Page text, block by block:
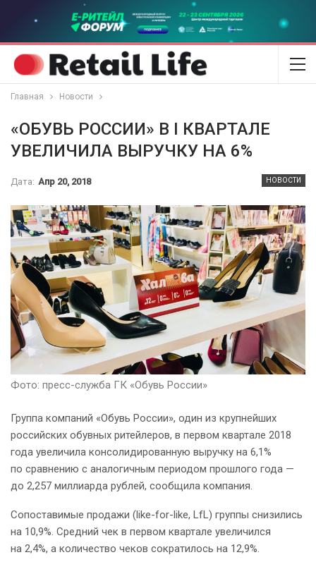
Главная Новости
«ОБУВЬ РОССИИ» В I КВАРТАЛЕ
УВЕЛИЧИЛА ВЫРУЧКУ НА 6%
НОВОСТИ
Дата: Апр 20, 2018
Фото: пресс-служба ГК «Обувь России»
Группа компаний «Обувь России», один из крупнейших
российских обувных ритейлеров, в первом квартале 2018
года увеличила консолидированную выручку на 6,1%
по сравнению с аналогичным периодом прошлого года —
до 2,257 миллиарда рублей, сообщила компания.
Сопоставимые продажи (like-for-like, LfL) группы снизились
на 10,9%. Средний чек в первом квартале увеличился
на 2,4%, а количество чеков сократилось на 12,9%.